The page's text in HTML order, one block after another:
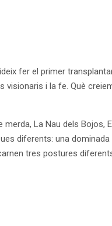
fer el primer
i la fe. Què
La Nau dels Bojos,
diferents: una dominada
tres postures